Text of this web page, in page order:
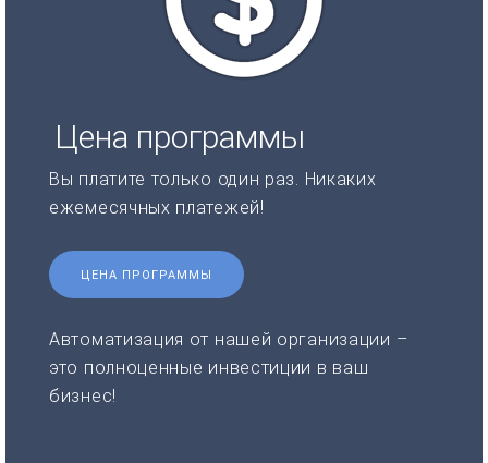
Цена программы
Вы платите только один раз. Никаких
ежемесячных платежей!
ЦЕНА ПРОГРАММЫ
Автоматизация от нашей организации –
это полноценные инвестиции в ваш
бизнес!